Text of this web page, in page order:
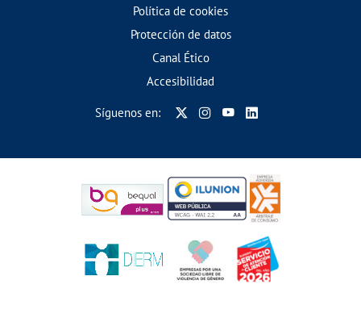
Política de cookies
Protección de datos
Canal Ético
Accesibilidad
Síguenos en: